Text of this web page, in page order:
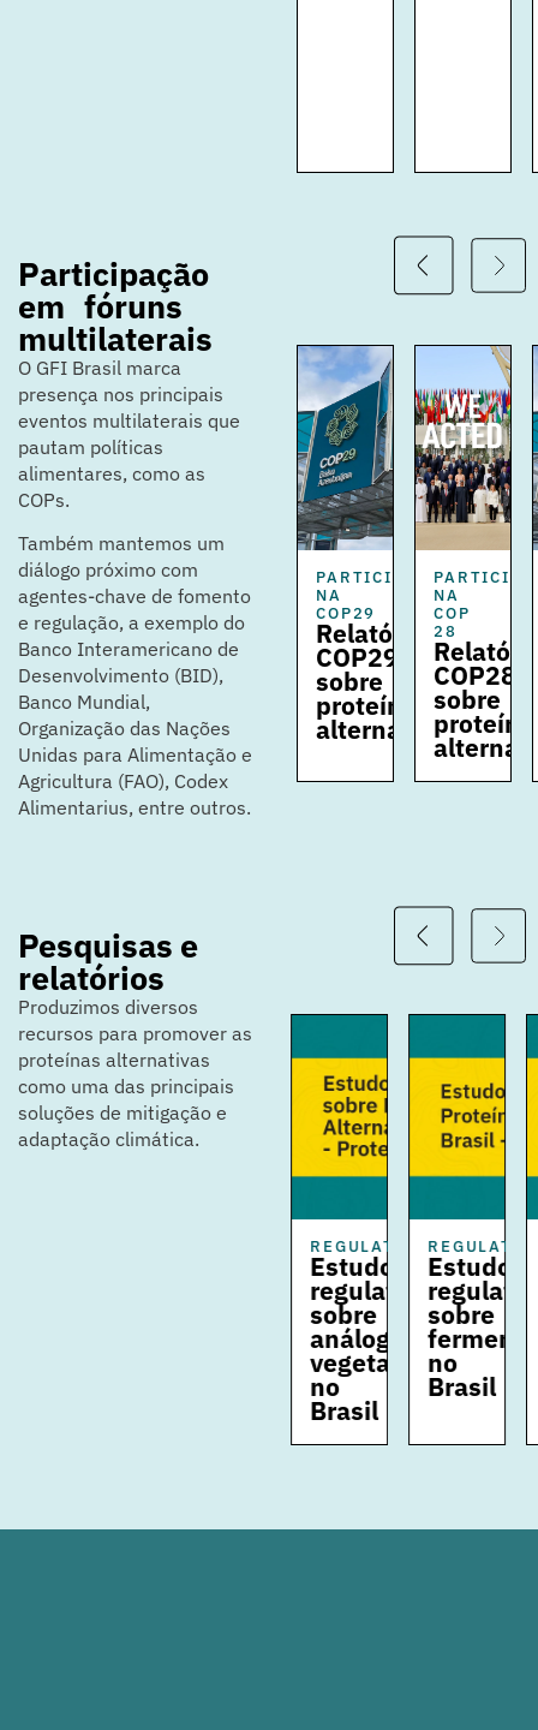
Participação
em fóruns
multilaterais
O GFI Brasil marca
presença nos principais
eventos multilaterais que
pautam políticas
alimentares, como as
COPs.
Também mantemos um
diálogo próximo com
agentes-chave de fomento
e regulação, a exemplo do
Banco Interamericano de
Desenvolvimento (BID),
Banco Mundial,
Organização das Nações
Unidas para Alimentação e
Agricultura (FAO), Codex
Alimentarius, entre outros.
PARTICIPAÇÃO
NA
COP
28
Relatório
COP28
proteínas
alternativas​
PARTICIPAÇÃO
NA
COP29
Relatório
COP29
sobre
proteínas
alternativas​
NA
COP
28
COP28
sobre
Pesquisas e
relatórios
Produzimos diversos
recursos para promover as
proteínas alternativas
como uma das principais
soluções de mitigação e
adaptação climática.
REGULATÓRIO
regulatório
REGULATÓRIO
Estudo
regulatório
sobre
fermentação
no
Brasil
Estudo
sobre
carne
no